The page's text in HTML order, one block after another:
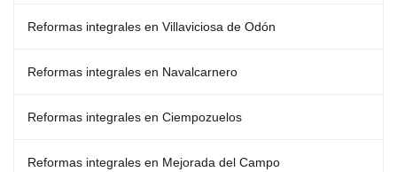
Reformas integrales en Villaviciosa de Odón
Reformas integrales en Navalcarnero
Reformas integrales en Ciempozuelos
Reformas integrales en Mejorada del Campo